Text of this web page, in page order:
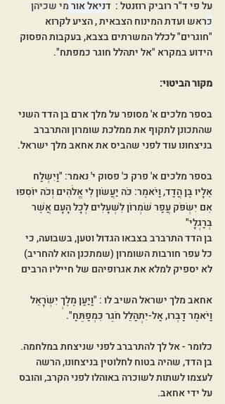
על פי ד"ר רוביק רוזנטל :  דניאל אור מי שכיהן
כראש ועדת המינוח הצבאית , הציע לקרוא
"חוגרים" לכלל המשרתים בצבא, בעקבות הפסוק
הידוע במקרא "אל יתהלל חוגר כמפתח".
מקור הביטוי:
בספר מלכים א' מסופר על מלך ארם בן הדד השני
שהתכונן לתקוף את ממלכת שומרון והתרברב
בניצחונו עוד לפני שהביס את אחאב מלך ישראל.
בספר מלכים א' פרק כ' פסוק י' נאמר: "וַיִּשְלַח
אֵלָיו בֶּן הֲדַד, וַיֹּאמֶר: כֹּה יַעֲשׂוּן לִי אֱלֹהִים וְכֹה יוֹסִפוּ
אִם יִשְׂפֹּק עֲפַר שֹׁמְרוֹן לִשְׁעָלִים לְכָל הָעָם אֲשֶׁר
בְּרַגְלָי"
בן הדד התרברב בצבאו הגדול וטען, בשבועה, כי
כל עפר חורבות השומרון (שמתכנן הוא להחריב)
לא יספיק למלא את אגרופיהם של חייליו הרבים
אחאב מלך ישראל השיב לו : "וַיַּעַן מֶלֶךְ יִשְׂרָאֵל
וַיֹּאמֶר דַבְּרוּ, אַל-יִתְהַלֵּל חֹגֵר כִּמְפַתֵּחַ".
כלומר - אל לך להתרברב לפני שניצחת במלחמה.
בן הדד, שהיה בטוח לחלוטין בניצחונו, הרשה
לעצמו לשתות לשוכרה באוהלו לפני הקרב, והובס
על ידי אחאב.